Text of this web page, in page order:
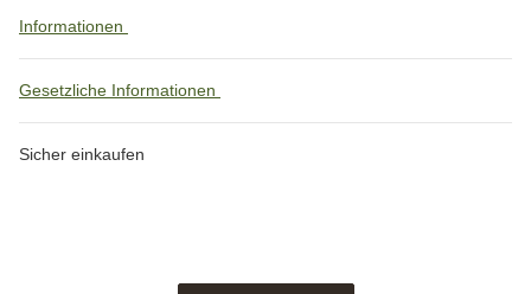
Informationen
Gesetzliche Informationen
Sicher einkaufen